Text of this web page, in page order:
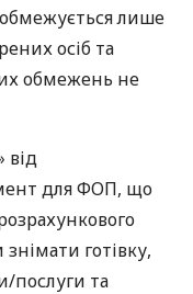
лише
осіб та
обмежень не
від
для ФОП, що
готівку,
послуги та